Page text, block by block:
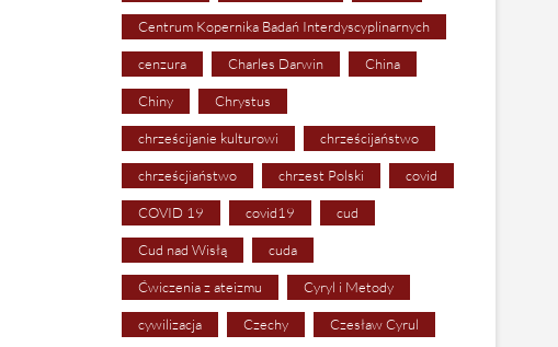
Centrum Kopernika Badań Interdyscyplinarnych
cenzura Charles Darwin China
Chiny Chrystus
chrześcijanie kulturowi chrześcijaństwo
chrześcjiaństwo chrzest Polski covid
COVID 19 covid19 cud
Cud nad Wisłą cuda
Ćwiczenia z ateizmu Cyryl i Metody
cywilizacja Czechy Czesław Cyrul